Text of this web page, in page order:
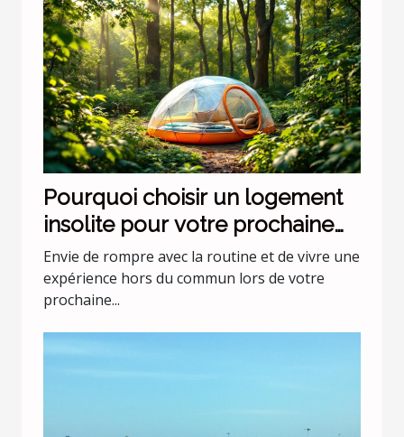
Pourquoi choisir un logement
insolite pour votre prochaine
escapade ?
Envie de rompre avec la routine et de vivre une
expérience hors du commun lors de votre
prochaine...